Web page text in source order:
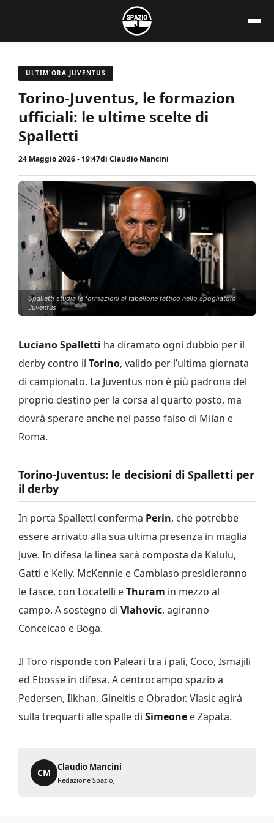
contenuto
ULTIM'ORA JUVENTUS
Torino-Juventus, le formazion
ufficiali: le ultime scelte di
Spalletti
24 Maggio 2026 - 19:47di Claudio Mancini
Spalletti studia le formazioni al tabellone tattico nello spogliatoio
Juventus
Luciano Spalletti ha diramato ogni dubbio per il
derby contro il Torino, valido per l’ultima giornata
di campionato. La Juventus non è più padrona del
proprio destino per la corsa al quarto posto, ma
dovrà sperare anche nel passo falso di Milan e
Roma.
Torino-Juventus: le decisioni di Spalletti per
il derby
In porta Spalletti conferma Perin, che potrebbe
essere arrivato alla sua ultima presenza in maglia
Juve. In difesa la linea sarà composta da Kalulu,
Gatti e Kelly. McKennie e Cambiaso presidieranno
le fasce, con Locatelli eThuram in mezzo al
campo. A sostegno di Vlahovic, agiranno
Conceicao e Boga.
Il Toro risponde con Paleari tra i pali, Coco, Ismajili
ed Ebosse in difesa. A centrocampo spazio a
Pedersen, Ilkhan, Gineitis e Obrador. Vlasic agirà
sulla trequarti alle spalle di Simeone e Zapata.
CM
Claudio Mancini
Redazione SpazioJ